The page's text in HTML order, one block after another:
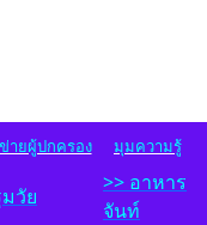
ายผู้ปกครอง มุมความรู้
วัย
>> อาหาร
จันท์